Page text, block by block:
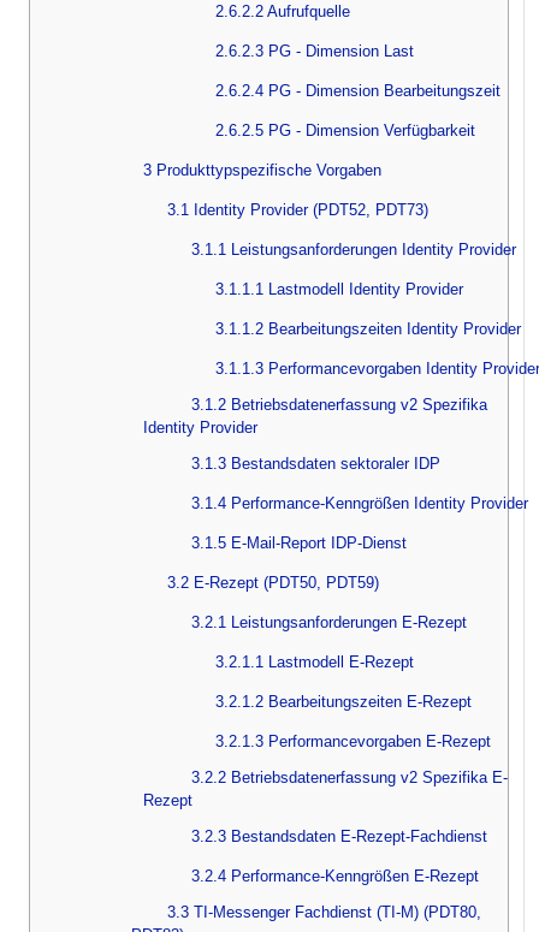
2.6.2.2 Aufrufquelle
2.6.2.3 PG - Dimension Last
2.6.2.4 PG - Dimension Bearbeitungszeit
2.6.2.5 PG - Dimension Verfügbarkeit
3 Produkttypspezifische Vorgaben
3.1 Identity Provider (PDT52, PDT73)
3.1.1 Leistungsanforderungen Identity Provider
3.1.1.1 Lastmodell Identity Provider
3.1.1.2 Bearbeitungszeiten Identity Provider
3.1.1.3 Performancevorgaben Identity Provider
3.1.2 Betriebsdatenerfassung v2 Spezifika
Identity Provider
3.1.3 Bestandsdaten sektoraler IDP
3.1.4 Performance-Kenngrößen Identity Provider
3.1.5 E-Mail-Report IDP-Dienst
3.2 E-Rezept (PDT50, PDT59)
3.2.1 Leistungsanforderungen E-Rezept
3.2.1.1 Lastmodell E-Rezept
3.2.1.2 Bearbeitungszeiten E-Rezept
3.2.1.3 Performancevorgaben E-Rezept
3.2.2 Betriebsdatenerfassung v2 Spezifika E-
Rezept
3.2.3 Bestandsdaten E-Rezept-Fachdienst
3.2.4 Performance-Kenngrößen E-Rezept
3.3 TI-Messenger Fachdienst (TI-M) (PDT80,